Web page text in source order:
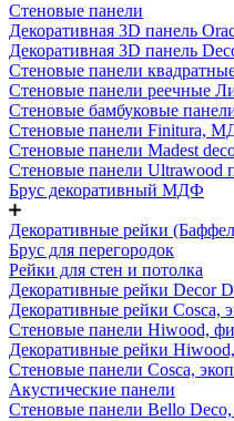
Стеновые панели
Декоративная 3D панель
Декоративная 3D панель
Стеновые панели
Стеновые панели реечные
Стеновые бамбуковые
Стеновые панели Finitura,
Стеновые панели Madest
Стеновые панели Ultrawood
Брус декоративный МДФ
Декоративные рейки
Брус для перегородок
Рейки для стен и потолка
Декоративные рейки Decor
Декоративные рейки Cosca,
Стеновые панели Hiwood,
Декоративные рейки
Стеновые панели Cosca,
Акустические панели
Стеновые панели Bello